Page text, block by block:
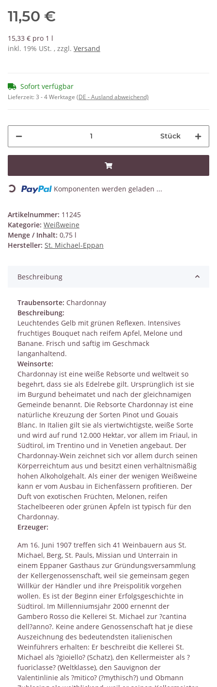
11,50 €
15,33 € pro 1 l
inkl. 19% USt. , zzgl. Versand
Sofort verfügbar
Lieferzeit:3 - 4 Werktage (DE - Ausland abweichend)
Stück
Loading... Komponenten werden geladen ...
Artikelnummer: 11245
Kategorie: Weißweine
Menge / Inhalt: 0,75 l
Hersteller: St. Michael-Eppan
Beschreibung
Traubensorte: Chardonnay
Beschreibung:
Leuchtendes Gelb mit grünen Reflexen. Intensives
fruchtiges Bouquet nach reifem Apfel, Melone und
Banane. Frisch und saftig im Geschmack
langanhaltend.
Weinsorte:
Chardonnay ist eine weiße Rebsorte und weltweit so
begehrt, dass sie als Edelrebe gilt. Ursprünglich ist sie
im Burgund beheimatet und nach der gleichnamigen
Gemeinde benannt. Die Rebsorte Chardonnay ist eine
natürliche Kreuzung der Sorten Pinot und Gouais
Blanc. In Italien gilt sie als viertwichtigste, weiße Sorte
und wird auf rund 12.000 Hektar, vor allem im Friaul, in
Südtirol, im Trentino und in Venetien angebaut. Der
Chardonnay-Wein zeichnet sich vor allem durch seinen
Körperreichtum aus und besitzt einen verhältnismäßig
hohen Alkoholgehalt. Als einer der wenigen Weißweine
kann er vom Ausbau in Eichenfässern profitieren. Der
Duft von exotischen Früchten, Melonen, reifen
Stachelbeeren oder grünen Äpfeln ist typisch für den
Chardonnay.
Erzeuger:
Am 16. Juni 1907 treffen sich 41 Weinbauern aus St.
Michael, Berg, St. Pauls, Missian und Unterrain in
einem Eppaner Gasthaus zur Gründungsversammlung
der Kellergenossenschaft, weil sie gemeinsam gegen
Willkür der Händler und ihre Preispolitik vorgehen
wollen. Es ist der Beginn einer Erfolgsgeschichte in
Südtirol. Im Millenniumsjahr 2000 ernennt der
Gambero Rosso die Kellerei St. Michael zur ?cantina
dell?anno?. Keine andere Genossenschaft hat je diese
Auszeichnung des bedeutendsten italienischen
Weinführers erhalten: Er beschreibt die Kellerei St.
Michael als ?gioiello? (Schatz), den Kellermeister als ?
fuoriclasse? (Weltklasse), den Sauvignon der
Valentinlinie als ?mitico? (?mythisch?) und Obmann